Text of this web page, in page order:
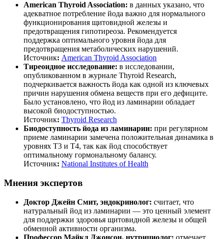
American Thyroid Association: в данных указано, что
адекватное потребление йода важно для нормального
функционирования щитовидной железы и
предотвращения гипотиреоза. Рекомендуется
поддержка оптимального уровня йода для
предотвращения метаболических нарушений.
Источник: American Thyroid Association
Тиреоидное исследование: в исследовании,
опубликованном в журнале Thyroid Research,
подчеркивается важность йода как одной из ключевых
причин нарушения обмена веществ при его дефиците.
Было установлено, что йод из ламинарии обладает
высокой биодоступностью.
Источник: Thyroid Research
Биодоступность йода из ламинарии: при регулярном
приеме ламинарии замечена положительная динамика в
уровнях Т3 и Т4, так как йод способствует
оптимальному гормональному балансу.
Источник: National Institutes of Health
Мнения экспертов
Доктор Джейн Смит, эндокринолог: считает, что
натуральный йод из ламинарии — это ценный элемент
для поддержки здоровья щитовидной железы и общей
обменной активности организма.
Профессор Майкл Джонсон, нутрициолог: отмечает